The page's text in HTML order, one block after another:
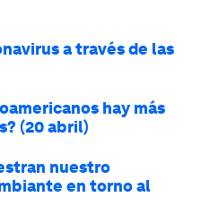
a través de las
hay más
(20 abril)
nuestro
en torno al